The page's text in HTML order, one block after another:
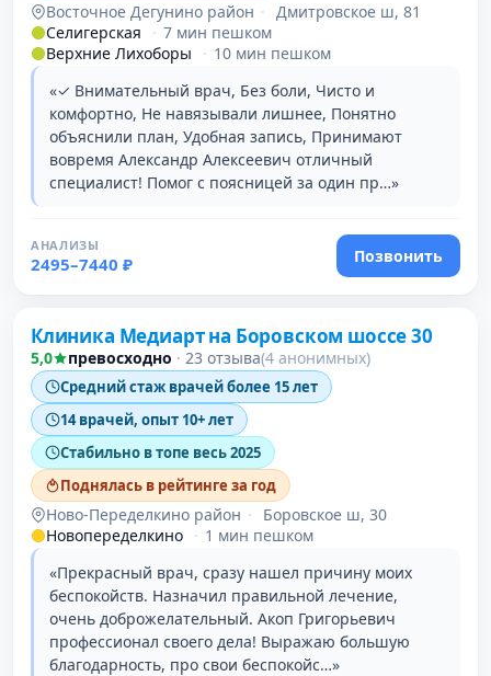
Восточное Дегунино район · Дмитровское ш, 81
Селигерская
· 7 мин пешком
Верхние Лихоборы
· 10 мин пешком
«✓ Внимательный врач, Без боли, Чисто и
комфортно, Не навязывали лишнее, Понятно
объяснили план, Удобная запись, Принимают
вовремя Александр Алексеевич отличный
специалист! Помог с поясницей за один пр…»
АНАЛИЗЫ
2495–7440 ₽ Позвонить
Клиника Медиарт на Боровском шоссе 30
5,0 превосходно · 23 отзыва(4 анонимных)
Средний стаж врачей более 15 лет
14 врачей, опыт 10+ лет
Стабильно в топе весь 2025
Поднялась в рейтинге за год
Ново-Переделкино район ·
Боровское ш, 30
Новопеределкино · 1 мин пешком
«Прекрасный врач, сразу нашел причину моих
беспокойств. Назначил правильной лечение,
очень доброжелательный. Акоп Григорьевич
профессионал своего дела! Выражаю большую
благодарность, про свои беспокойс…»